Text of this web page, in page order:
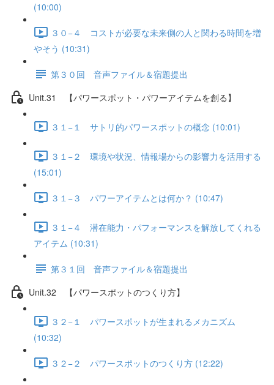
(10:00)
３０−４ コストが必要な未来側の人と関わる時間を増
やそう (10:31)
第３０回 音声ファイル＆宿題提出
Unit.31 【パワースポット・パワーアイテムを創る】
３１−１ サトリ的パワースポットの概念 (10:01)
３１−２ 環境や状況、情報場からの影響力を活用する
(15:01)
３１−３ パワーアイテムとは何か？ (10:47)
３１−４ 潜在能力・パフォーマンスを解放してくれる
アイテム (10:31)
第３１回 音声ファイル＆宿題提出
Unit.32 【パワースポットのつくり方】
３２−１ パワースポットが生まれるメカニズム
(10:32)
３２−２ パワースポットのつくり方 (12:22)